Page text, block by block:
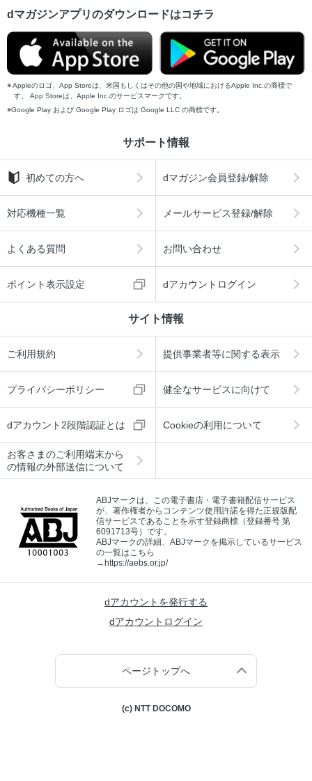
dマガジンアプリのダウンロードはコチラ
Appleのロゴ、App Storeは、米国もしくはその他の国や地域におけるApple Inc.の商標で
す。 App Storeは、Apple Inc.のサービスマークです。
Google Play および Google Play ロゴは Google LLC の商標です。
サポート情報
初めての方へ dマガジン会員登録/解除
対応機種一覧 メールサービス登録/解除
よくある質問 お問い合わせ
ポイント表示設定 dアカウントログイン
サイト情報
ご利用規約 提供事業者等に関する表示
プライバシーポリシー 健全なサービスに向けて
dアカウント2段階認証とは Cookieの利用について
お客さまのご利用端末から
の情報の外部送信について
ABJマークは、この電子書店・電子書籍配信サービス
が、著作権者からコンテンツ使用許諾を得た正規版配
信サービスであることを示す登録商標（登録番号 第
6091713号）です。
ABJマークの詳細、ABJマークを掲示しているサービス
の一覧はこちら
→https://aebs.or.jp/
dアカウントを発行する
dアカウントログイン
ページトップへ
(c) NTT DOCOMO